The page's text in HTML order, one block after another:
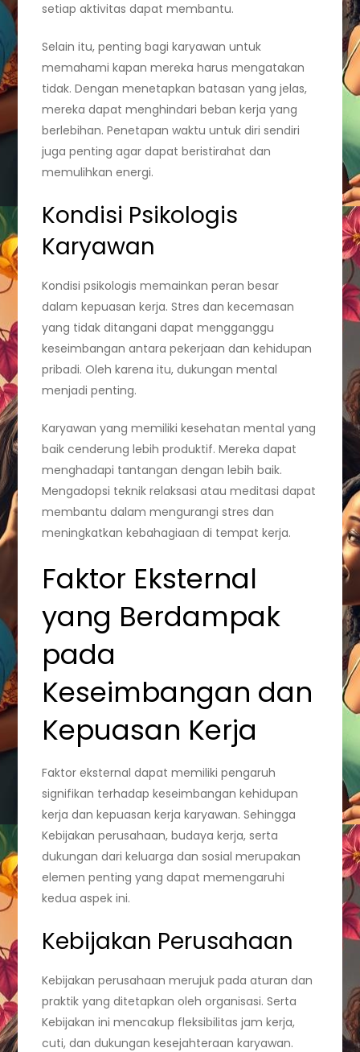
setiap aktivitas dapat membantu.
Selain itu, penting bagi karyawan untuk
memahami kapan mereka harus mengatakan
tidak. Dengan menetapkan batasan yang jelas,
mereka dapat menghindari beban kerja yang
berlebihan. Penetapan waktu untuk diri sendiri
juga penting agar dapat beristirahat dan
memulihkan energi.
Kondisi Psikologis
Karyawan
Kondisi psikologis memainkan peran besar
dalam kepuasan kerja. Stres dan kecemasan
yang tidak ditangani dapat mengganggu
keseimbangan antara pekerjaan dan kehidupan
pribadi. Oleh karena itu, dukungan mental
menjadi penting.
Karyawan yang memiliki kesehatan mental yang
baik cenderung lebih produktif. Mereka dapat
menghadapi tantangan dengan lebih baik.
Mengadopsi teknik relaksasi atau meditasi dapat
membantu dalam mengurangi stres dan
meningkatkan kebahagiaan di tempat kerja.
Faktor Eksternal
yang Berdampak
pada
Keseimbangan dan
Kepuasan Kerja
Faktor eksternal dapat memiliki pengaruh
signifikan terhadap keseimbangan kehidupan
kerja dan kepuasan kerja karyawan. Sehingga
Kebijakan perusahaan, budaya kerja, serta
dukungan dari keluarga dan sosial merupakan
elemen penting yang dapat memengaruhi
kedua aspek ini.
Kebijakan Perusahaan
Kebijakan perusahaan merujuk pada aturan dan
praktik yang ditetapkan oleh organisasi. Serta
Kebijakan ini mencakup fleksibilitas jam kerja,
cuti, dan dukungan kesejahteraan karyawan.